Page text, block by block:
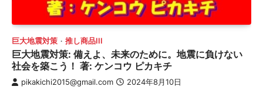
巨大地震対策 推し商品III
巨大地震対策: 備えよ、未来のために。地震に負けない
社会を築こう！ 著: ケンコウ ピカキチ
pikakichi2015@gmail.com 2024年8月10日